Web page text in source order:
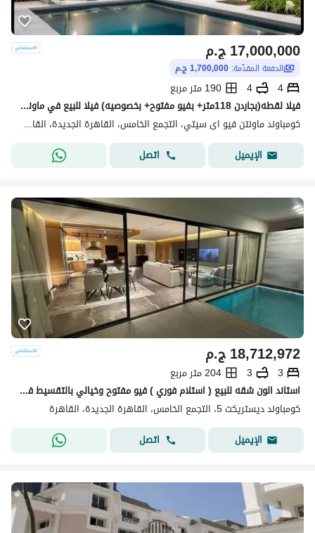
ج.م17,000,000
الدفعة المقدّمة: 1,700,000 ج.م
4
4
190 متر مربع
فيلا لقطه(بجاردن 118متر+ بفيو مفتوح+ بخصوصيه) فيلا للبيع في ماونتن فيوMountain View creek New Cairo بالقرب من Mivida وHyde Park وPalm Hills New Cairo
كومباوند ماونتن فيو اى سيتي، التجمع الخامس، القاهرة الجديدة، القاهرة
الإيميل
اتصل
ج.م18,712,972
3
3
204 متر مربع
استاند الون شقه للبيع ( استلام فوري ) فيو مفتوح وخيالي بالتقسيط في كمبوند ديستركت 5 في التجمع الخامس بجوار نيو قطاميه
كومباوند ديستريكت 5، التجمع الخامس، القاهرة الجديدة، القاهرة
الإيميل
اتصل